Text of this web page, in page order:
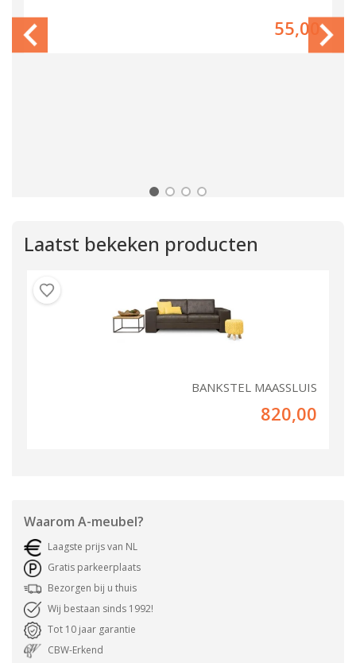
55,00
Laatst bekeken producten
BANKSTEL MAASSLUIS
820,00
Waarom A-meubel?
Laagste prijs van NL
Gratis parkeerplaats
Bezorgen bij u thuis
Wij bestaan sinds 1992!
Tot 10 jaar garantie
CBW-Erkend